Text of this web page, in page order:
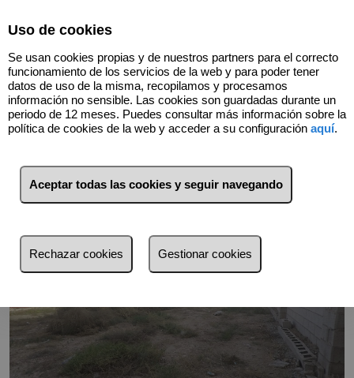
Volver
Uso de cookies
Se usan cookies propias y de nuestros partners para el correcto
funcionamiento de los servicios de la web y para poder tener
datos de uso de la misma, recopilamos y procesamos
información no sensible. Las cookies son guardadas durante un
periodo de 12 meses. Puedes consultar más información sobre la
política de cookies de la web y acceder a su configuración aquí.
Aceptar todas las cookies y seguir navegando
Rechazar cookies Gestionar cookies